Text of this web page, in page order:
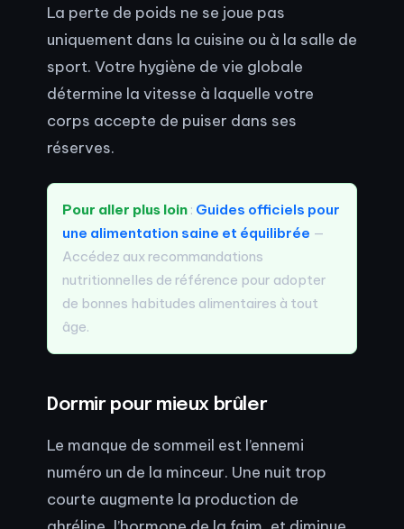
La perte de poids ne se joue pas
uniquement dans la cuisine ou à la salle de
sport. Votre hygiène de vie globale
détermine la vitesse à laquelle votre
corps accepte de puiser dans ses
réserves.
Pour aller plus loin : Guides officiels pour
une alimentation saine et équilibrée —
Accédez aux recommandations
nutritionnelles de référence pour adopter
de bonnes habitudes alimentaires à tout
âge.
Dormir pour mieux brûler
Le manque de sommeil est l’ennemi
numéro un de la minceur. Une nuit trop
courte augmente la production de